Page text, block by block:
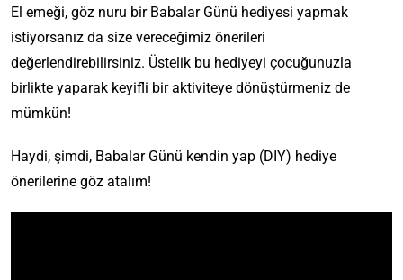
El emeği, göz nuru bir Babalar Günü hediyesi yapmak
istiyorsanız da size vereceğimiz önerileri
değerlendirebilirsiniz. Üstelik bu hediyeyi çocuğunuzla
birlikte yaparak keyifli bir aktiviteye dönüştürmeniz de
mümkün!
Haydi, şimdi, Babalar Günü kendin yap (DIY) hediye
önerilerine göz atalım!